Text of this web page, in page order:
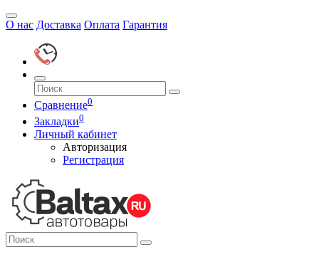
О нас Доставка Оплата Гарантия
Сравнение0
Закладки0
Личный кабинет
Авторизация
Регистрация